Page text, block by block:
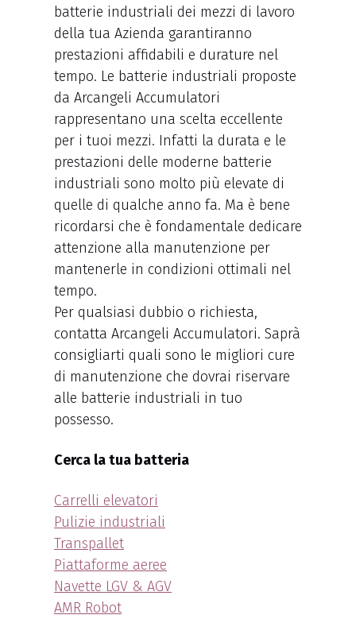
batterie industriali dei mezzi di lavoro
della tua Azienda garantiranno
prestazioni affidabili e durature nel
tempo. Le batterie industriali proposte
da Arcangeli Accumulatori
rappresentano una scelta eccellente
per i tuoi mezzi. Infatti la durata e le
prestazioni delle moderne batterie
industriali sono molto più elevate di
quelle di qualche anno fa. Ma è bene
ricordarsi che è fondamentale dedicare
attenzione alla manutenzione per
mantenerle in condizioni ottimali nel
tempo.
Per qualsiasi dubbio o richiesta,
contatta Arcangeli Accumulatori. Saprà
consigliarti quali sono le migliori cure
di manutenzione che dovrai riservare
alle batterie industriali in tuo
possesso.
Cerca la tua batteria
Carrelli elevatori
Pulizie industriali
Transpallet
Piattaforme aeree
Navette LGV & AGV
AMR Robot